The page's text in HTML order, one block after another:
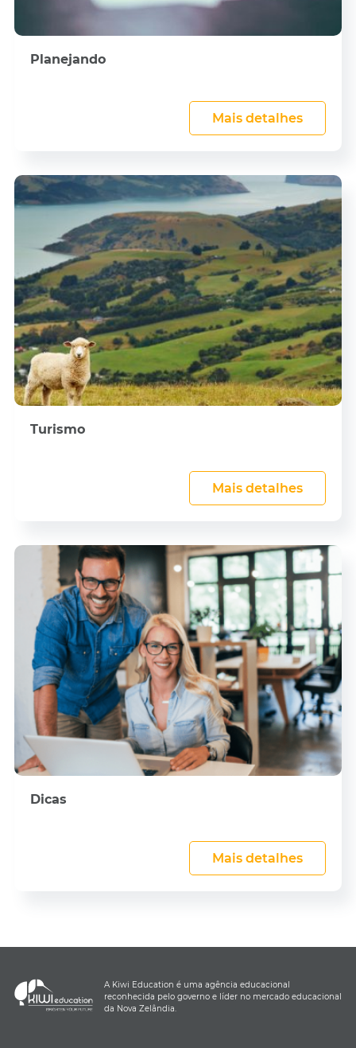
Planejando
Mais detalhes
Turismo
Mais detalhes
Dicas
Mais detalhes
A Kiwi Education é uma agência educacional
reconhecida pelo governo e líder no mercado educacional
da Nova Zelândia.